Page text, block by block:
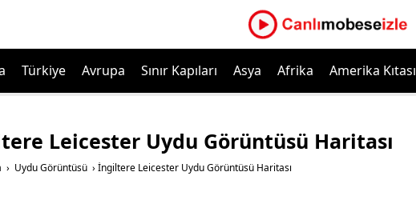
Türkiye Avrupa Sınır Kapıları Asya Afrika Amerika Kıtası
Leicester Uydu Görüntüsü Haritası
› Uydu Görüntüsü › İngiltere Leicester Uydu Görüntüsü Haritası